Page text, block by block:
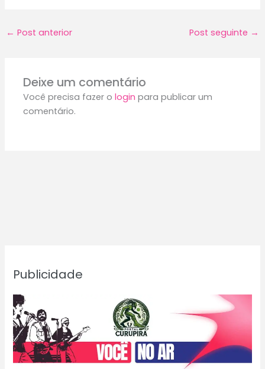
Publicidade
← Post anterior Post seguinte →
Deixe um comentário
Você precisa fazer ologin para publicar um
comentário.